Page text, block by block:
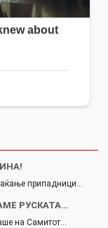
припадници…
РУСКАТА…
на Самитот…